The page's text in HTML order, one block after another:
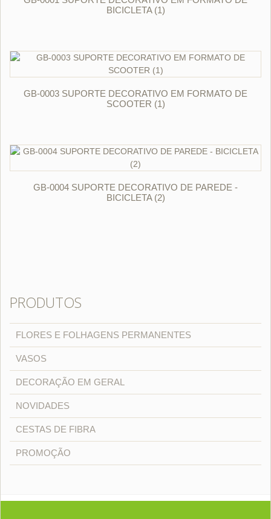
BICICLETA (1)
GB-0003 SUPORTE DECORATIVO EM FORMATO DE
SCOOTER (1)
GB-0004 SUPORTE DECORATIVO DE PAREDE -
BICICLETA (2)
PRODUTOS
FLORES E FOLHAGENS PERMANENTES
VASOS
DECORAÇÃO EM GERAL
NOVIDADES
CESTAS DE FIBRA
PROMOÇÃO